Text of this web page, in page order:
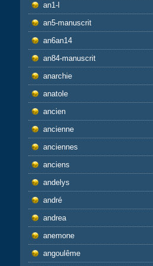
an1-l
an5-manuscrit
an6an14
an84-manuscrit
anarchie
anatole
ancien
ancienne
anciennes
anciens
andelys
andré
andrea
anemone
angoulême